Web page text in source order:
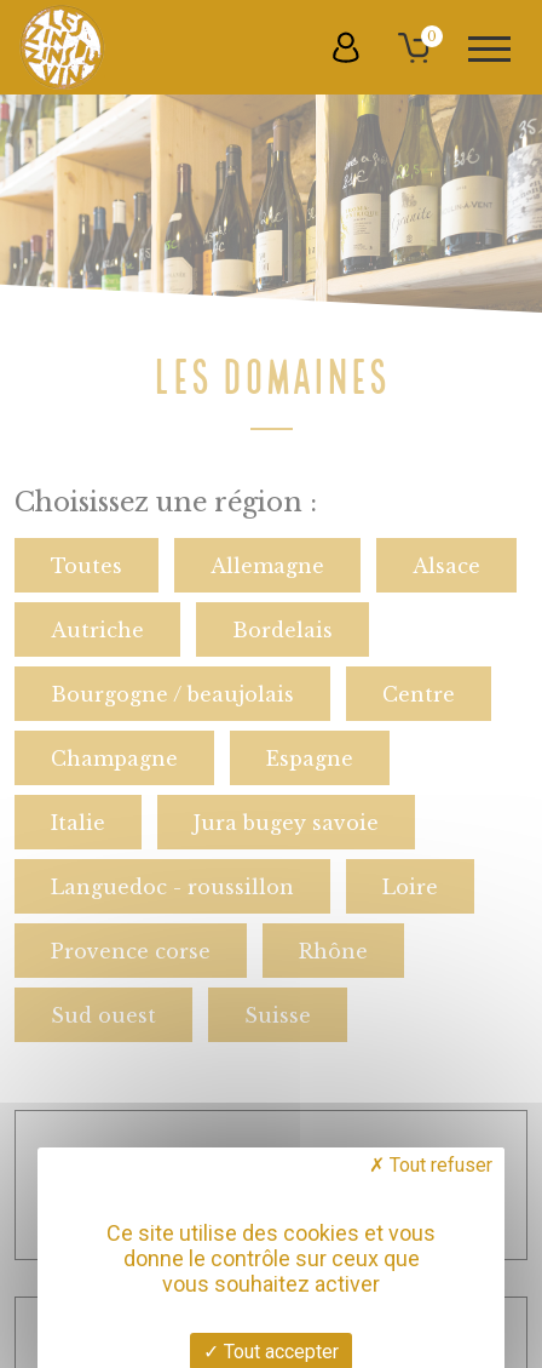
0
LES DOMAINES
Choisissez une région :
Toutes Allemagne Alsace
Autriche Bordelais
Bourgogne / beaujolais Centre
Champagne Espagne
Italie Jura bugey savoie
Languedoc - roussillon Loire
Provence corse Rhône
Sud ouest Suisse
Ce site utilise des cookies et vous
donne le contrôle sur ceux que
vous souhaitez activer
Tout accepter
Tout refuser